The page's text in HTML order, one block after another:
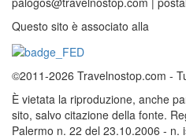
Questo sito è associato alla
©2011-2026 Travelnostop.com -
È vietata la riproduzione, anche
sito, salvo citazione della fonte.
Palermo n. 22 del 23.10.2006 - n.